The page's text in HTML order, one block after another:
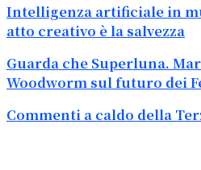
Intelligenza artificiale in
atto creativo è la salvezza
Guarda che Superluna.
Woodworm sul futuro dei
Commenti a caldo della